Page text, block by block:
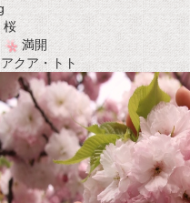
桜
満開
クア・トト